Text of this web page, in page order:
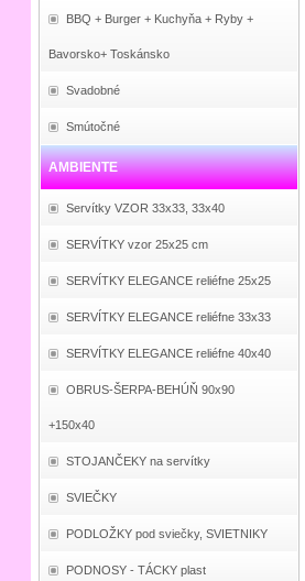
BBQ + Burger + Kuchyňa + Ryby +
Bavorsko+ Toskánsko
Svadobné
Smútočné
AMBIENTE
Servítky VZOR 33x33, 33x40
SERVÍTKY vzor 25x25 cm
SERVÍTKY ELEGANCE reliéfne 25x25
SERVÍTKY ELEGANCE reliéfne 33x33
SERVÍTKY ELEGANCE reliéfne 40x40
OBRUS-ŠERPA-BEHÚŇ 90x90
+150x40
STOJANČEKY na servítky
SVIEČKY
PODLOŽKY pod sviečky, SVIETNIKY
PODNOSY - TÁCKY plast